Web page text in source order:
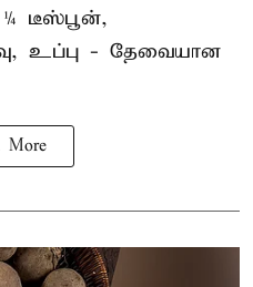
டீஸ்பூன்,
உப்பு - தேவையான
More